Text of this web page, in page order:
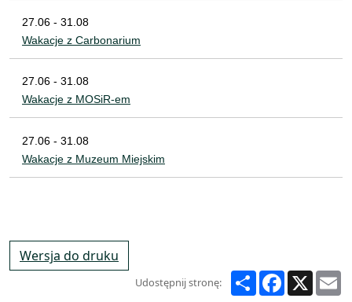
27.06 - 31.08
Wakacje z Carbonarium
27.06 - 31.08
Wakacje z MOSiR-em
27.06 - 31.08
Wakacje z Muzeum Miejskim
Wersja do druku
Udostępnij stronę: ShareFacebook
X